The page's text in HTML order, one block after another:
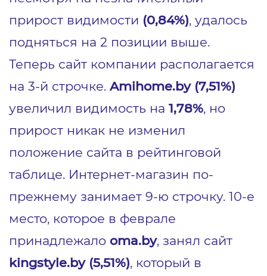
прирост видимости (0,84%), удалось
подняться на 2 позиции выше.
Теперь сайт компании располагается
на 3-й строчке. Amihome.by (7,51%)
увеличил видимость на 1,78%, но
прирост никак не изменил
положение сайта в рейтинговой
таблице. Интернет-магазин по-
прежнему занимает 9-ю строчку. 10-е
место, которое в феврале
принадлежало oma.by, занял сайт
kingstyle.by (5,51%), который в